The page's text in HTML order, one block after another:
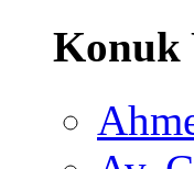
Konuk